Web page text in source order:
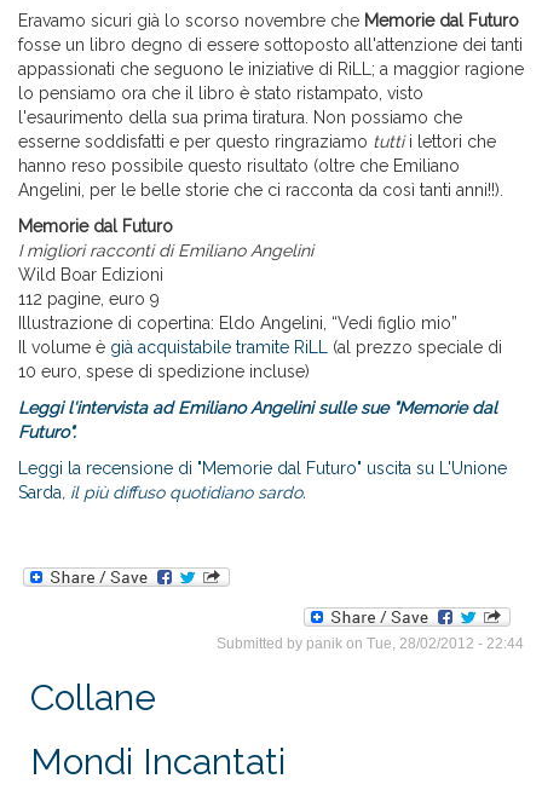
Eravamo sicuri già lo scorso novembre che Memorie dal Futuro
fosse un libro degno di essere sottoposto all'attenzione dei tanti
appassionati che seguono le iniziative di RiLL; a maggior ragione
lo pensiamo ora che il libro è stato ristampato, visto
l'esaurimento della sua prima tiratura. Non possiamo che
esserne soddisfatti e per questo ringraziamo tuttii lettori che
hanno reso possibile questo risultato (oltre che Emiliano
Angelini, per le belle storie che ci racconta da così tanti anni!!).
Memorie dal Futuro
I migliori racconti di Emiliano Angelini
Wild Boar Edizioni
112 pagine, euro 9
Illustrazione di copertina: Eldo Angelini, “Vedi figlio mio”
Il volume è già acquistabile tramite RiLL
(al prezzo speciale di
10 euro, spese di spedizione incluse)
Leggi l'intervista ad Emiliano Angelini sulle sue "Memorie dal
Futuro".
Leggi la recensione di "Memorie dal Futuro" uscita su
L'Unione
Sarda, il più diffuso quotidiano sardo.
Submitted by panik on Tue, 28/02/2012 - 22:44
Collane
Mondi Incantati